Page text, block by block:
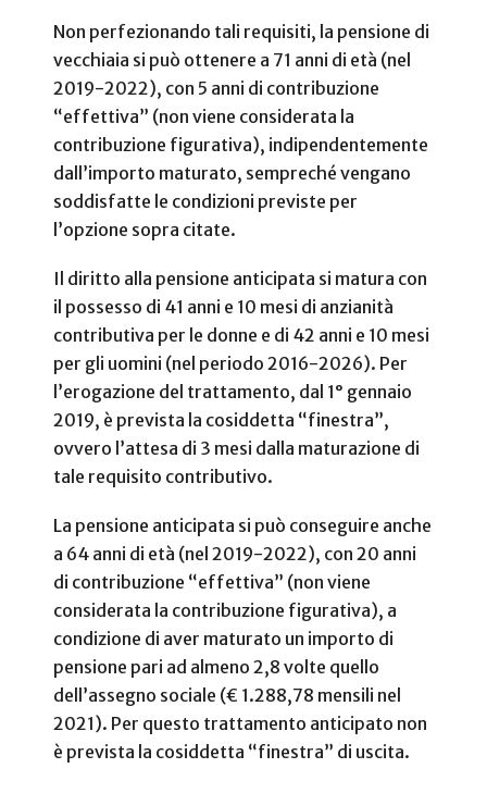
Non perfezionando tali requisiti, la pensione di
vecchiaia si può ottenere a 71 anni di età (nel
2019-2022), con 5 anni di contribuzione
“effettiva” (non viene considerata la
contribuzione figurativa), indipendentemente
dall’importo maturato, sempreché vengano
soddisfatte le condizioni previste per
l’opzione sopra citate.
Il diritto alla pensione anticipata si matura con
il possesso di 41 anni e 10 mesi di anzianità
contributiva per le donne e di 42 anni e 10 mesi
per gli uomini (nel periodo 2016-2026). Per
l’erogazione del trattamento, dal 1° gennaio
2019, è prevista la cosiddetta “finestra”,
ovvero l’attesa di 3 mesi dalla maturazione di
tale requisito contributivo.
La pensione anticipata si può conseguire anche
a 64 anni di età (nel 2019-2022), con 20 anni
di contribuzione “effettiva” (non viene
considerata la contribuzione figurativa), a
condizione di aver maturato un importo di
pensione pari ad almeno 2,8 volte quello
dell’assegno sociale (€ 1.288,78 mensili nel
2021). Per questo trattamento anticipato non
è prevista la cosiddetta “finestra” di uscita.